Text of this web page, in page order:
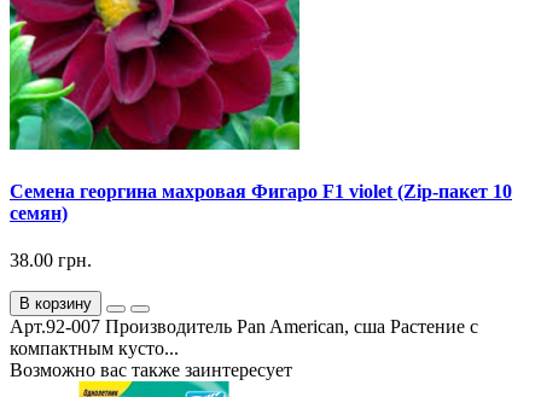
Семена георгина махровая Фигаро F1 violet (Zip-пакет 10
семян)
38.00 грн.
В корзину
Арт.92-007 Производитель Pan American, сша Растение с
компактным кусто...
Возможно вас также заинтересует